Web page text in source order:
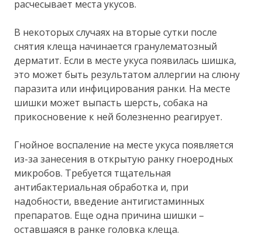
расчесывает места укусов.
В некоторых случаях на вторые сутки после
снятия клеща начинается гранулематозный
дерматит. Если в месте укуса появилась шишка,
это может быть результатом аллергии на слюну
паразита или инфицирования ранки. На месте
шишки может выпасть шерсть, собака на
прикосновение к ней болезненно реагирует.
Гнойное воспаление на месте укуса появляется
из-за занесения в открытую ранку гноеродных
микробов. Требуется тщательная
антибактериальная обработка и, при
надобности, введение антигистаминных
препаратов. Еще одна причина шишки –
оставшаяся в ранке головка клеща.